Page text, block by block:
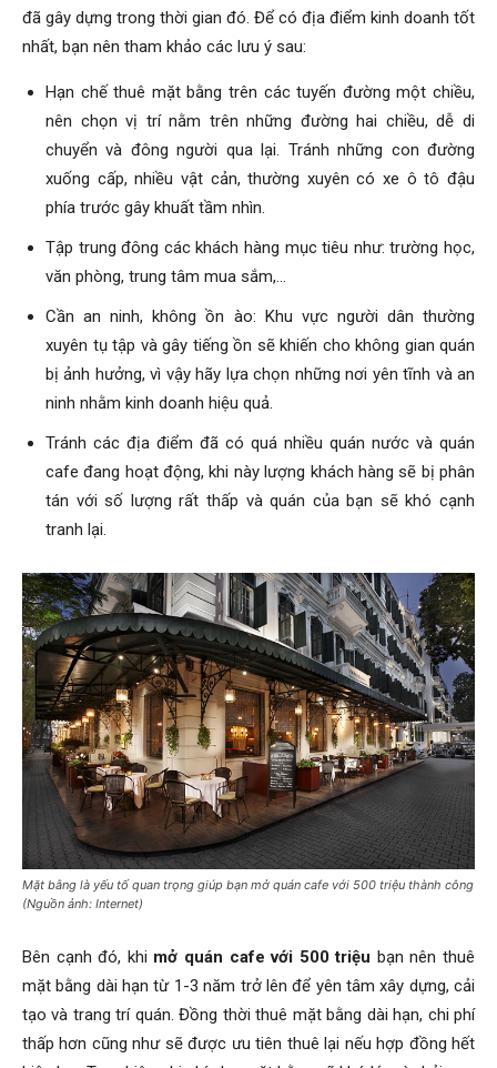
đã gây dựng trong thời gian đó. Để có địa điểm kinh doanh tốt
nhất, bạn nên tham khảo các lưu ý sau:
Hạn chế thuê mặt bằng trên các tuyến đường một chiều,
nên chọn vị trí nằm trên những đường hai chiều, dễ di
chuyển và đông người qua lại. Tránh những con đường
xuống cấp, nhiều vật cản, thường xuyên có xe ô tô đậu
phía trước gây khuất tầm nhìn.
Tập trung đông các khách hàng mục tiêu như: trường học,
văn phòng, trung tâm mua sắm,…
Cần an ninh, không ồn ào: Khu vực người dân thường
xuyên tụ tập và gây tiếng ồn sẽ khiến cho không gian quán
bị ảnh hưởng, vì vậy hãy lựa chọn những nơi yên tĩnh và an
ninh nhằm kinh doanh hiệu quả.
Tránh các địa điểm đã có quá nhiều quán nước và quán
cafe đang hoạt động, khi này lượng khách hàng sẽ bị phân
tán với số lượng rất thấp và quán của bạn sẽ khó cạnh
tranh lại.
Mặt bằng là yếu tố quan trọng giúp bạn mở quán cafe với 500 triệu thành công
(Nguồn ảnh: Internet)
Bên cạnh đó, khi mở quán cafe với 500 triệu bạn nên thuê
mặt bằng dài hạn từ 1-3 năm trở lên để yên tâm xây dựng, cải
tạo và trang trí quán. Đồng thời thuê mặt bằng dài hạn, chi phí
thấp hơn cũng như sẽ được ưu tiên thuê lại nếu hợp đồng hết